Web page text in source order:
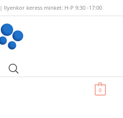
| Ilyenkor keress minket: H-P 9:30 -17:00
0